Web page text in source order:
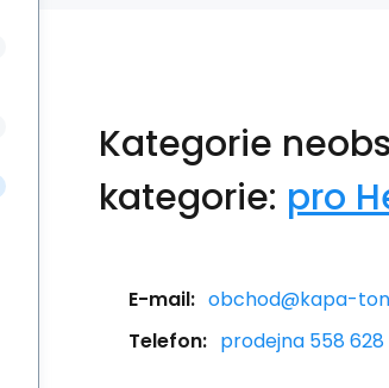
Kategorie
kategorie: pro
E-mail: obchod@kapa-
Telefon: prodejna 558 628